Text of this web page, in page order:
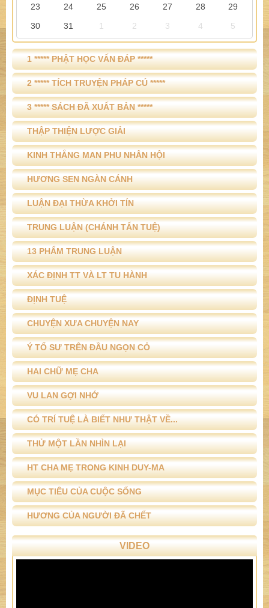
23
24 25 26 27 28
29
30
31 1 2 3 4 5
1 ***** PHẬT HỌC VẤN ĐÁP *****
2 ***** TÍCH TRUYỆN PHÁP CÚ *****
3 ***** SÁCH ĐÃ XUẤT BẢN *****
THẬP THIỆN LƯỢC GIẢI
KINH THẮNG MAN PHU NHÂN HỘI
HƯƠNG SEN NGÀN CÁNH
LUẬN ĐẠI THỪA KHỞI TÍN
TRUNG LUẬN (CHÁNH TẤN TUỆ)
13 PHẨM TRUNG LUẬN
XÁC ĐỊNH TT VÀ LT TU HÀNH
ĐỊNH TUỆ
CHUYỆN XƯA CHUYỆN NAY
Ý TỔ SƯ TRÊN ĐẦU NGỌN CỎ
HAI CHỮ MẸ CHA
VU LAN GỢI NHỚ
CÓ TRÍ TUỆ LÀ BIẾT NHƯ THẬT VỀ...
THỬ MỘT LẦN NHÌN LẠI
HT CHA MẸ TRONG KINH DUY-MA
MỤC TIÊU CỦA CUỘC SỐNG
HƯƠNG CỦA NGƯỜI ĐÃ CHẾT
VIDEO